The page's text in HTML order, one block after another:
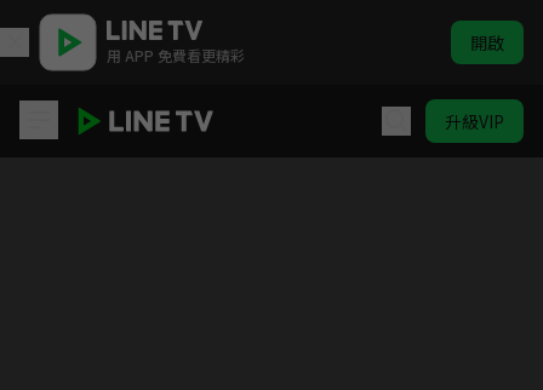
用 APP 免費看更精彩 開啟
升級VIP